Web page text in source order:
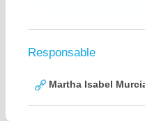
Responsable
Martha Isabel